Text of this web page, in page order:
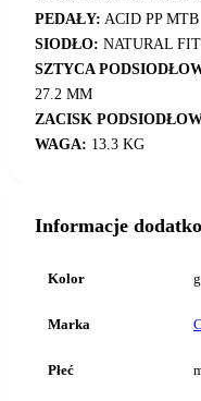
PEDAŁY: ACID PP MTB
SIODŁO: NATURAL
SZTYCA
27.2 MM
ZACISK
WAGA: 13.3 KG
Informacje
Kolor
Marka
Płeć